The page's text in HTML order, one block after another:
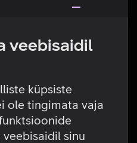
veebisaidil
küpsiste
ole tingimata vaja
sinu
viga